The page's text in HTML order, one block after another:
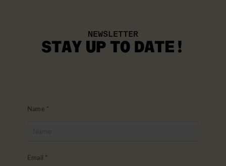
NEWSLETTER
STAY UP TO DATE!
Name
Email